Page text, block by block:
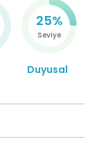
25%
Seviye
Duyusal